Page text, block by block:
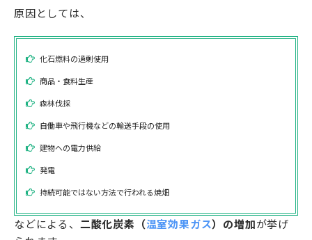
原因としては、
化石燃料の過剰使用
商品・食料生産
森林伐採
自働車や飛行機などの輸送手段の使用
建物への電力供給
発電
持続可能ではない方法で行われる焼畑
などによる、 二酸化炭素（温室効果ガス）の増加が挙げ